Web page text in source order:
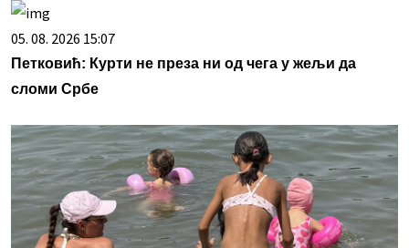
05. 08. 2026 15:07
Петковић: Курти не преза ни од чега у жељи да
сломи Србе